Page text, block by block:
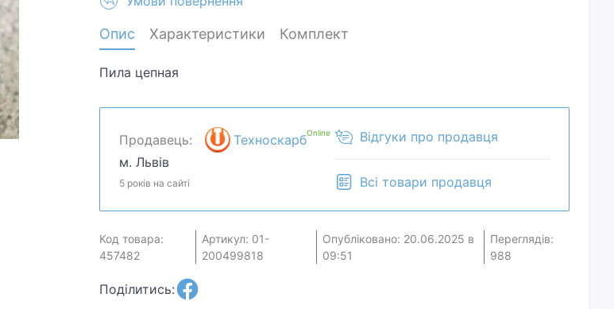
Опис Характеристики Комплект
Пила цепная
Продавець: ТехноскарбOnline
м. Львів
5 років на сайті
Відгуки про продавця
Всі товари продавця
Код товара:
457482
Артикул: 01-
200499818
Опубліковано: 20.06.2025 в
09:51
Переглядів:
988
Поділитись: